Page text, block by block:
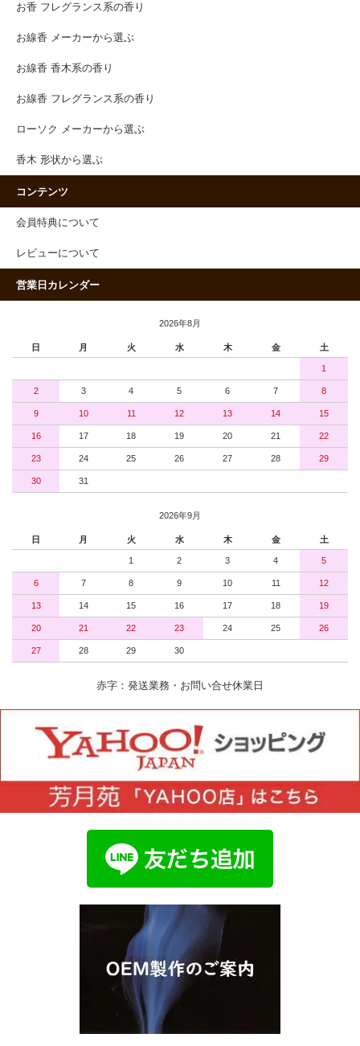
お香 フレグランス系の香り
お線香 メーカーから選ぶ
お線香 香木系の香り
お線香 フレグランス系の香り
ローソク メーカーから選ぶ
香木 形状から選ぶ
コンテンツ
会員特典について
レビューについて
営業日カレンダー
2026年8月
日 月 火 水 木 金 土
1
2 3 4 5 6 7 8
9 10 11 12 13 14 15
16 17 18 19 20 21 22
23 24 25 26 27 28 29
30 31
2026年9月
日 月 火 水 木 金 土
1 2 3 4 5
6 7 8 9 10 11 12
13 14 15 16 17 18 19
20 21 22 23 24 25 26
27 28 29 30
赤字：発送業務・お問い合せ休業日